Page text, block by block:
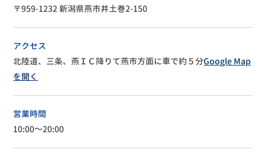
〒959-1232 新潟県燕市井土巻2-150
アクセス
北陸道、三条、燕ＩＣ降りて燕市方面に車で約５分Google Map
を開く
営業時間
10:00～20:00